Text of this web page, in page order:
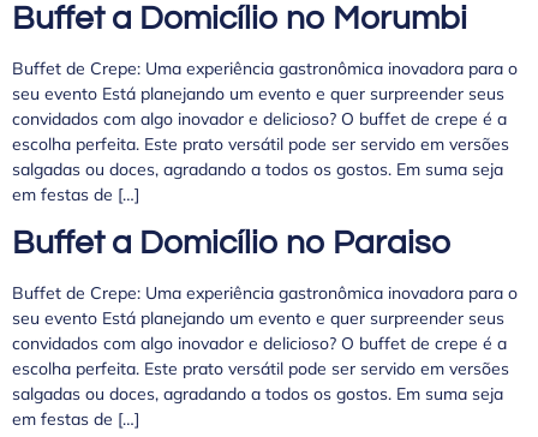
Buffet a Domicílio no Morumbi
Buffet de Crepe: Uma experiência gastronômica inovadora para o
seu evento Está planejando um evento e quer surpreender seus
convidados com algo inovador e delicioso? O buffet de crepe é a
escolha perfeita. Este prato versátil pode ser servido em versões
salgadas ou doces, agradando a todos os gostos. Em suma seja
em festas de […]
Buffet a Domicílio no Paraiso
Buffet de Crepe: Uma experiência gastronômica inovadora para o
seu evento Está planejando um evento e quer surpreender seus
convidados com algo inovador e delicioso? O buffet de crepe é a
escolha perfeita. Este prato versátil pode ser servido em versões
salgadas ou doces, agradando a todos os gostos. Em suma seja
em festas de […]